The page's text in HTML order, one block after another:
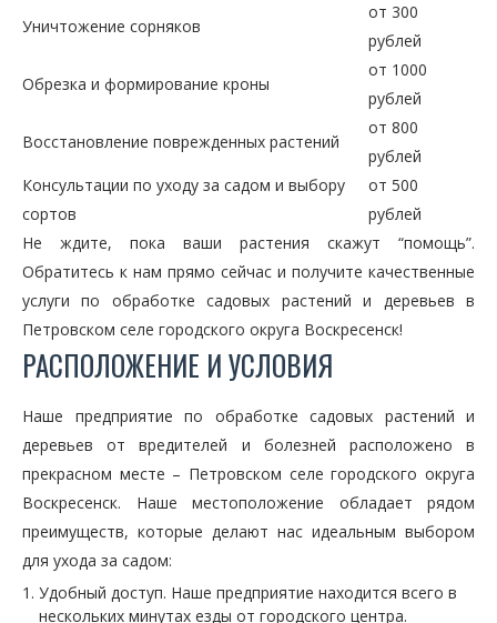
Уничтожение сорняков
от 300
рублей
Обрезка и формирование кроны
от 1000
рублей
Восстановление поврежденных растений
от 800
рублей
Консультации по уходу за садом и выбору
сортов
от 500
рублей
Не ждите, пока ваши растения скажут “помощь”.
Обратитесь к нам прямо сейчас и получите качественные
услуги по обработке садовых растений и деревьев в
Петровском селе городского округа Воскресенск!
РАСПОЛОЖЕНИЕ И УСЛОВИЯ
Наше предприятие по обработке садовых растений и
деревьев от вредителей и болезней расположено в
прекрасном месте – Петровском селе городского округа
Воскресенск. Наше местоположение обладает рядом
преимуществ, которые делают нас идеальным выбором
для ухода за садом:
Удобный доступ. Наше предприятие находится всего в
нескольких минутах езды от городского центра.